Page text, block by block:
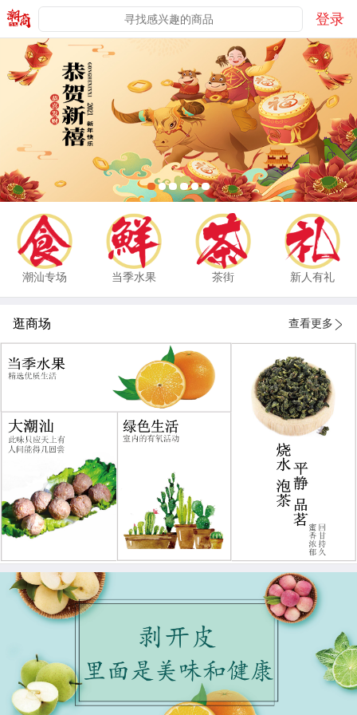
登录
潮汕专场 当季水果 茶街 新人有礼
逛商场 查看更多